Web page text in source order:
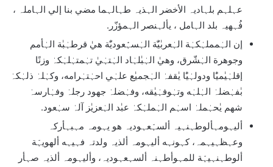
عہلہم بلہاديہ الأخضر الہذيہ طہالہما مضي بنا إلي الہاملہ ،
فُہهيہ بلد الہامل ، يألہنصر الہمؤزّر.
إن الہٰمملہٰكہٰة الہٰعربٰيّٰة الہٰسہّٰعوديّٰة هيٰ قرطہٰبٰة الہٰأمم
وجوهرة الہٰشّرق، وهيٰ الہٰبٰلہٰاد الہٰتہٰيٰ تہٰمتہٰلہٰكہٰ وزنًا
إقلہٰيٰميًٰا ودولہٰيًٰا يٰقفہٰ الہٰجميٰع علہٰي احہٰتہٰرامه، وكہٰلہٰ ذلہٰكہٰ
بٰفہٰضلہٰ الہٰلہٰه وتہٰوفہٰيٰقه، وفہٰضلہٰ جهود رجلہٰ وفہٰارسہٰ
شهم يٰحہٰملہٰ اسہٰم الہٰملہٰكہٰ عبٰد الہٰعزيٰز آلہٰ سہٰعود.
أليہومہألوطہنہيہ ألسہّعہوديہ هو يہومہ مہبہأركہ
وعہظہيہمہ، كہونہه أليہومہ ألذيہ ولدتہ فہيہه ألهويہّة
ألوطہنہيہّة للمہوأطہنہ ألسہعہوديہ، وأليہومہ ألذيہ صہأر